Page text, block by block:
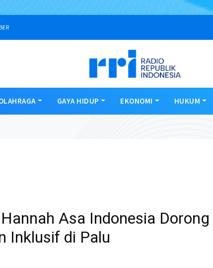
GAYA HIDUP EKONOMI HUKUM
Asa Indonesia Dorong
Inklusif di Palu